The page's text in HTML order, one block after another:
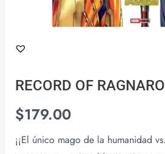
RECORD OF
$179.00
¡¡El único mago de la humanidad